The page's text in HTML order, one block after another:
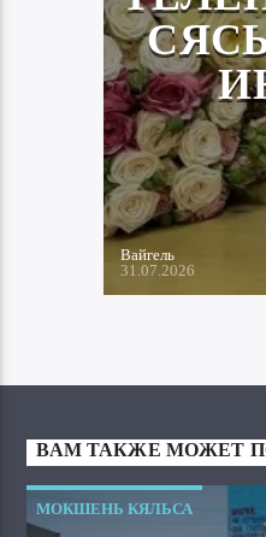
Вайгель
31.07.2026
ВАМ ТАКЖЕ МОЖЕТ
МОКШЕНЬ КЯЛЬСА